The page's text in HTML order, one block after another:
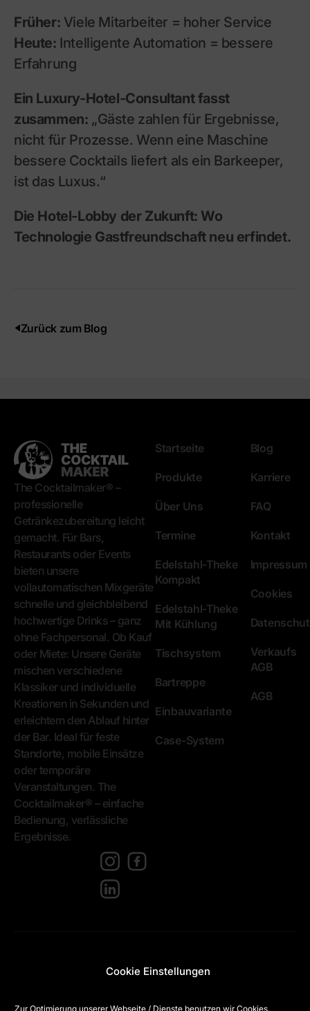
Cookie Einstellungen
Zur Optimierung unserer Webseite / Dienste benutzen wir Cookies.
Früher: Viele Mitarbeiter = hoher Service
Heute: Intelligente Automation = bessere
Erfahrung
Ein Luxury-Hotel-Consultant fasst
zusammen: „Gäste zahlen für Ergebnisse,
nicht für Prozesse. Wenn eine Maschine
bessere Cocktails liefert als ein Barkeeper,
ist das Luxus.“
Die Hotel-Lobby der Zukunft: Wo
Technologie Gastfreundschaft neu erfindet.
Zurück zum Blog
The Cocktailmaker® –
professionelle
Getränkezubereitung leicht
gemacht. Für Bars,
Restaurants oder Events
bieten unsere
vollautomatischen Mixgeräte
schnelle und gleichbleibend
hochwertige Drinks – ganz
ohne Fachpersonal. Ob Kauf
oder Miete: Unsere Geräte
mischen verschiedene
Klassiker und individuelle
Kreationen in Sekunden und
erleichtern den Ablauf hinter
der Bar. Ideal für feste
Standorte, mobile Einsätze
oder temporäre
Veranstaltungen. The
Cocktailmaker® – einfache
Bedienung, verlässliche
Ergebnisse.
Startseite
Produkte
Über Uns
Termine
Edelstahl-Theke
Kompakt
Edelstahl-Theke
Mit Kühlung
Tischsystem
Bartreppe
Einbauvariante
Case-System
Blog
Karriere
FAQ
Kontakt
Impressum
Cookies
Verkaufs
AGB
AGB
+49 (0) 5246 930753•
– Alle Rechte vorbehalten.